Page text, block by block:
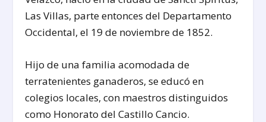
Las Villas, parte entonces del Departamento
Occidental, el 19 de noviembre de 1852.
Hijo de una familia acomodada de
terratenientes ganaderos, se educó en
colegios locales, con maestros distinguidos
como Honorato del Castillo Cancio.